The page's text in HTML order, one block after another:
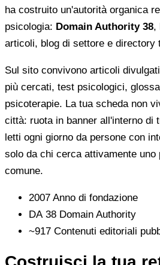
ha costruito un'autorità organica
psicologia: Domain Authority 38,
articoli, blog di settore e directory
Sul sito convivono articoli
più cercati, test psicologici,
psicoterapie. La tua scheda non
città: ruota in banner all'interno di
letti ogni giorno da persone con
solo da chi cerca attivamente uno
comune.
2007 Anno di fondazione
DA 38 Domain Authority
~917 Contenuti editoriali